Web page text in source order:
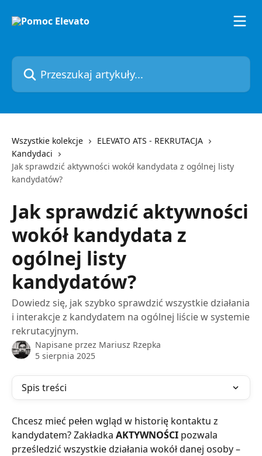
Przeszukaj artykuły...
Wszystkie kolekcje
ELEVATO ATS - REKRUTACJA
Kandydaci
Jak sprawdzić aktywności wokół kandydata z ogólnej listy
kandydatów?
Jak sprawdzić aktywności
wokół kandydata z
ogólnej listy
kandydatów?
Dowiedz się, jak szybko sprawdzić wszystkie działania
i interakcje z kandydatem na ogólnej liście w systemie
rekrutacyjnym.
Napisane przez Mariusz Rzepka
5 sierpnia 2025
Spis treści
Chcesz mieć pełen wgląd w historię kontaktu z
kandydatem? Zakładka AKTYWNOŚCI pozwala
prześledzić wszystkie działania wokół danej osoby –